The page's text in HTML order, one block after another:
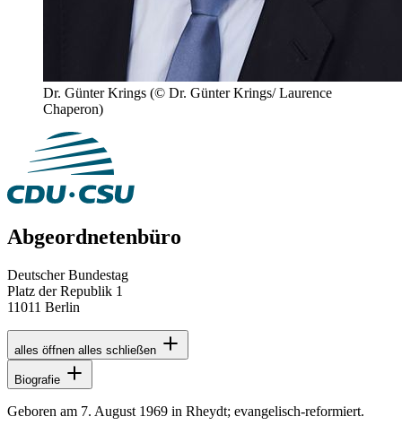
Dr. Günter Krings (© Dr. Günter Krings/ Laurence
Chaperon)
Abgeordnetenbüro
Deutscher Bundestag
Platz der Republik 1
11011 Berlin
alles öffnen alles schließen
Biografie
Geboren am 7. August 1969 in Rheydt; evangelisch-reformiert.